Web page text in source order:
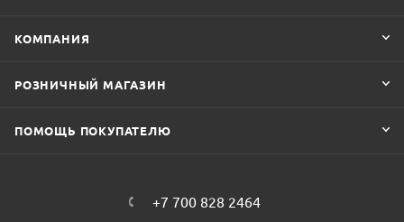
КОМПАНИЯ
РОЗНИЧНЫЙ МАГАЗИН
ПОМОЩЬ ПОКУПАТЕЛЮ
+7 700 828 2464